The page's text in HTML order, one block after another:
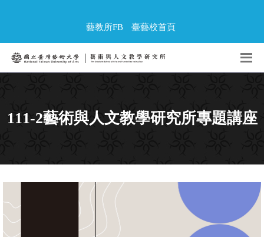
藝教所FB 臺藝校首頁
111-2藝術與人文教學研究所專題講座